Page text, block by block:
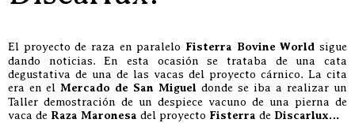
El proyecto de raza en paralelo Fisterra Bovine World sigue
dando noticias. En esta ocasión se trataba de una cata
degustativa de una de las vacas del proyecto cárnico. La cita
era en el Mercado de San Miguel donde se iba a realizar un
Taller demostración de un despiece vacuno de una pierna de
vaca de Raza Maronesa del proyecto Fisterra de Discarlux…